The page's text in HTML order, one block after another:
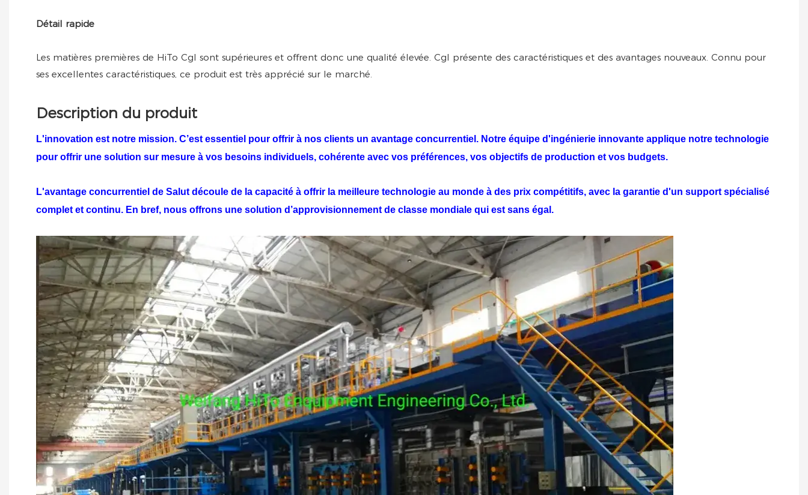
Détail rapide
Les matières premières de HiTo Cgl sont supérieures et offrent donc une qualité élevée. Cgl présente des caractéristiques et des avantages nouveaux. Connu pour
ses excellentes caractéristiques, ce produit est très apprécié sur le marché.
Description du produit
L'innovation est notre mission. C’est essentiel pour offrir à nos clients un avantage concurrentiel. Notre équipe d'ingénierie innovante applique notre technologie
pour offrir une solution sur mesure à vos besoins individuels, cohérente avec vos préférences, vos objectifs de production et vos budgets.
L'avantage concurrentiel de Salut découle de la capacité à offrir la meilleure technologie au monde à des prix compétitifs, avec la garantie d'un support spécialisé
complet et continu. En bref, nous offrons une solution d’approvisionnement de classe mondiale qui est sans égal.